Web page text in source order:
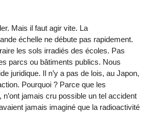
Mais il faut agir vite. La
échelle ne débute pas rapidement.
les sols irradiés des écoles. Pas
parcs ou bâtiments publics. Nous
juridique. Il n’y a pas de lois, au Japon,
Pourquoi ? Parce que les
n’ont jamais cru possible un tel accident
jamais imaginé que la radioactivité